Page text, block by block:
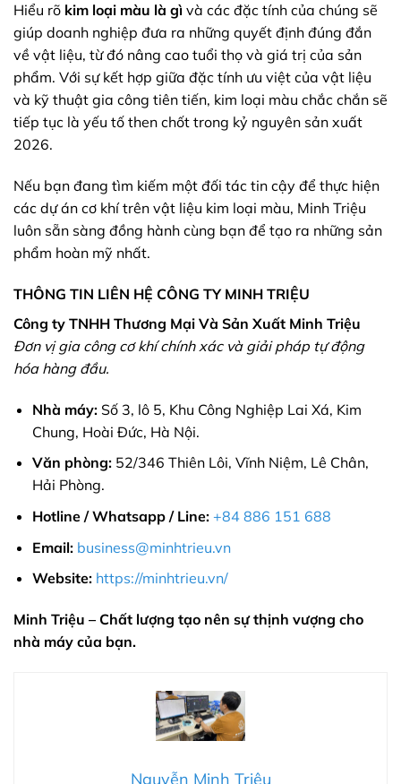
Hiểu rõ kim loại màu là gì và các đặc tính của chúng sẽ
giúp doanh nghiệp đưa ra những quyết định đúng đắn
về vật liệu, từ đó nâng cao tuổi thọ và giá trị của sản
phẩm. Với sự kết hợp giữa đặc tính ưu việt của vật liệu
và kỹ thuật gia công tiên tiến, kim loại màu chắc chắn sẽ
tiếp tục là yếu tố then chốt trong kỷ nguyên sản xuất
2026.
Nếu bạn đang tìm kiếm một đối tác tin cậy để thực hiện
các dự án cơ khí trên vật liệu kim loại màu, Minh Triệu
luôn sẵn sàng đồng hành cùng bạn để tạo ra những sản
phẩm hoàn mỹ nhất.
THÔNG TIN LIÊN HỆ CÔNG TY MINH TRIỆU
Công ty TNHH Thương Mại Và Sản Xuất Minh Triệu
Đơn vị gia công cơ khí chính xác và giải pháp tự động
hóa hàng đầu.
Nhà máy:Số 3, lô 5, Khu Công Nghiệp Lai Xá, Kim
Chung, Hoài Đức, Hà Nội.
Văn phòng:52/346 Thiên Lôi, Vĩnh Niệm, Lê Chân,
Hải Phòng.
Hotline / Whatsapp / Line: +84 886 151 688
Email: business@minhtrieu.vn
Website: https://minhtrieu.vn/
Minh Triệu – Chất lượng tạo nên sự thịnh vượng cho
nhà máy của bạn.
Nguyễn Minh Triệu